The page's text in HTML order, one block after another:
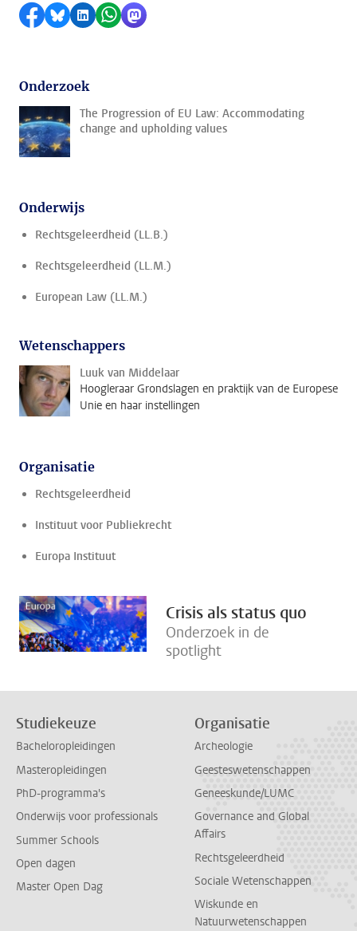
Delen op Facebook
Delen via Bluesky
Delen op LinkedIn
Delen via WhatsApp
Delen via Mastodon
Onderzoek
The Progression of EU Law: Accommodating
change and upholding values
Onderwijs
Rechtsgeleerdheid (LL.B.)
Rechtsgeleerdheid (LL.M.)
European Law (LL.M.)
Wetenschappers
Luuk van Middelaar
Hoogleraar Grondslagen en praktijk van de Europese
Unie en haar instellingen
Organisatie
Rechtsgeleerdheid
Instituut voor Publiekrecht
Europa Instituut
Crisis als status quo
Onderzoek in de
spotlight
Studiekeuze
Bacheloropleidingen
Masteropleidingen
PhD-programma's
Onderwijs voor professionals
Summer Schools
Open dagen
Master Open Dag
Organisatie
Archeologie
Geesteswetenschappen
Geneeskunde/LUMC
Governance and Global
Affairs
Rechtsgeleerdheid
Sociale Wetenschappen
Wiskunde en
Natuurwetenschappen